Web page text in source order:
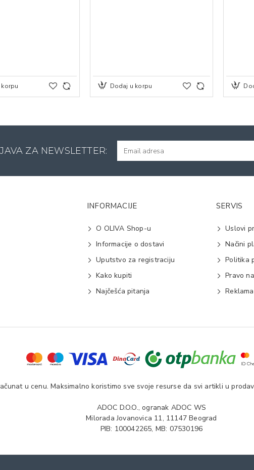
Dodaj u korpu
ZA NEWSLETTER:
INFORMACIJE
O OLIVA Shop-u
Informacije o dostavi
Uputstvo za registraciju
Kako kupiti
Najčešća pitanja
SERVIS
Uslovi
Načini
Politika
Pravo
u cenu. Maksimalno koristimo sve svoje resurse da svi artikli u
ADOC D.O.O., ogranak ADOC WS
Milorada Jovanovica 11, 11147 Beograd
PIB: 100042265, MB: 07530196